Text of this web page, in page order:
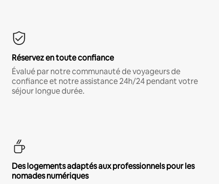
Réservez en toute confiance
Évalué par notre communauté de voyageurs de
confiance et notre assistance 24h/24 pendant votre
séjour longue durée.
Des logements adaptés aux professionnels pour les
nomades numériques